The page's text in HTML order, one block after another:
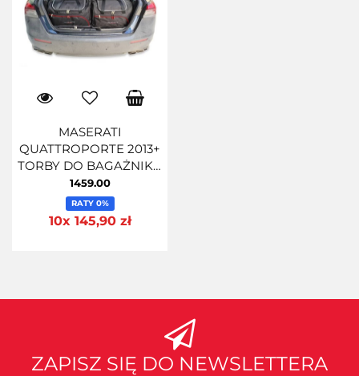
MASERATI
QUATTROPORTE 2013+
TORBY DO BAGAŻNIKA
5 SZT
1459.00
RATY 0%
10x 145,90 zł
ZAPISZ SIĘ DO NEWSLETTERA